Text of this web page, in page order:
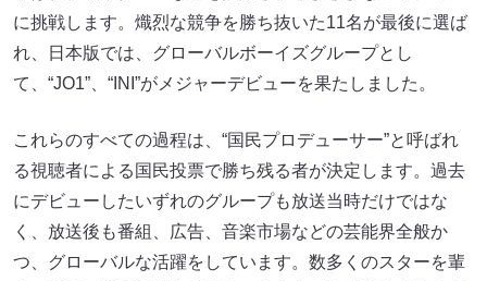
に挑戦します。熾烈な競争を勝ち抜いた11名が最後に選ば
れ、日本版では、グローバルボーイズグループとし
て、“JO1”、“INI”がメジャーデビューを果たしました。
これらのすべての過程は、“国民プロデューサー”と呼ばれ
る視聴者による国民投票で勝ち残る者が決定します。過去
にデビューしたいずれのグループも放送当時だけではな
く、放送後も番組、広告、音楽市場などの芸能界全般か
つ、グローバルな活躍をしています。数多くのスターを輩